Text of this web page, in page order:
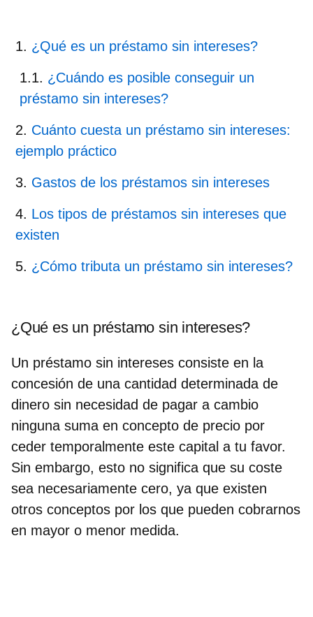
¿Qué es un préstamo sin intereses?
¿Cuándo es posible conseguir un
préstamo sin intereses?
Cuánto cuesta un préstamo sin intereses:
ejemplo práctico
Gastos de los préstamos sin intereses
Los tipos de préstamos sin intereses que
existen
¿Cómo tributa un préstamo sin intereses?
¿Qué es un préstamo sin intereses?
Un préstamo sin intereses consiste en la
concesión de una cantidad determinada de
dinero sin necesidad de pagar a cambio
ninguna suma en concepto de precio por
ceder temporalmente este capital a tu favor.
Sin embargo, esto no significa que su coste
sea necesariamente cero, ya que existen
otros conceptos por los que pueden cobrarnos
en mayor o menor medida.